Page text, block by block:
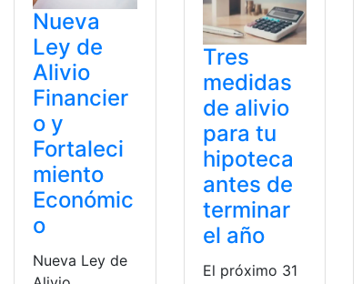
Nueva
Ley de
Alivio
Financier
o y
Fortaleci
miento
Económic
o
Nueva Ley de
Tres
medidas
de alivio
para tu
hipoteca
antes de
terminar
el año
El próximo 31